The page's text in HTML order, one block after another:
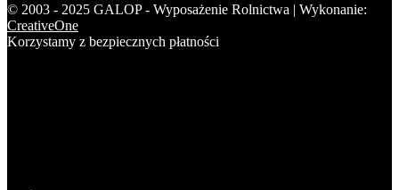
© 2003 - 2025 GALOP - Wyposażenie Rolnictwa | Wykonanie:
CreativeOne
Korzystamy z bezpiecznych płatności